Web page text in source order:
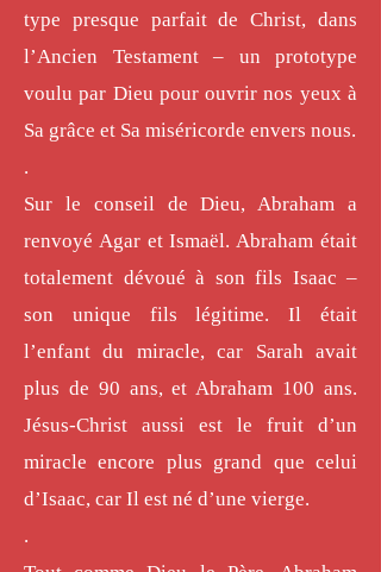
type presque parfait de Christ, dans
l’Ancien Testament – un prototype
voulu par Dieu pour ouvrir nos yeux à
Sa grâce et Sa miséricorde envers nous.
.
Sur le conseil de Dieu, Abraham a
renvoyé Agar et Ismaël. Abraham était
totalement dévoué à son fils Isaac –
son unique fils légitime. Il était
l’enfant du miracle, car Sarah avait
plus de 90 ans, et Abraham 100 ans.
Jésus-Christ aussi est le fruit d’un
miracle encore plus grand que celui
d’Isaac, car Il est né d’une vierge.
.